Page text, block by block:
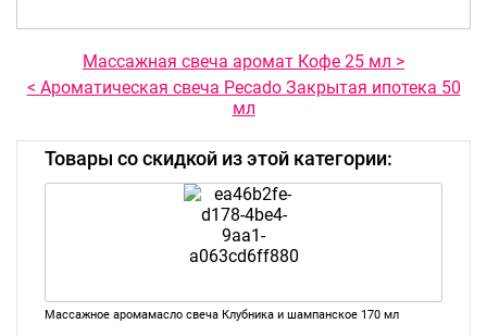
Массажная свеча аромат Кофе 25 мл >
< Ароматическая свеча Pecado Закрытая ипотека 50
мл
Товары со скидкой из этой категории:
Массажное аромамасло свеча Клубника и шампанское 170 мл